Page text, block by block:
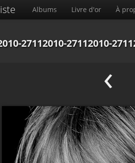
Albums Livre d'or À
27112010-27112010-
‹